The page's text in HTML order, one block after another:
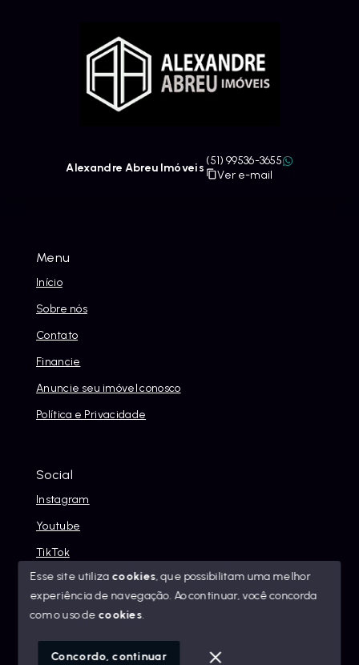
Menu
Início
Sobre nós
Contato
Financie
Anuncie seu imóvel conosco
Política e Privacidade
Social
Instagram
Youtube
TikTok
© Copyright 2026 - Alexandre Abreu Imóveis - Todos os
SITE PARA IMOBILIARIA
Alexandre Abreu Imóveis
(51) 99536-3655
Ver e-mail
Esse site utiliza cookies, que possibilitam uma melhor
experiência de navegação.Ao continuar, você concorda
com o uso de cookies.
Concordo, continuar